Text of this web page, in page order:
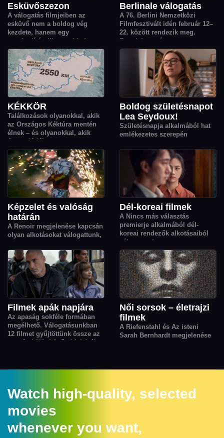
Esküvőszezon
A válogatás filmjeiben az
esküvő nem a boldog vég
kezdete, hanem egy
sorsfordító pillanat: titkok,
vágyak, családi feszültségek és
váratlan találkozások origója,
ahonnan minden szereplő
élete új irányt vesz.
Berlinale válogatás
A 76. Berlini Nemzetközi
Filmfesztivált idén február 12–
22. között rendezik meg.
Ennek kapcsán
összegyűjtöttük a fesztiválon
bemutatott filmek közül a
Cinego nézőinek kedvenceit.
KÉKKÖR
Találkozások olyanokkal, akik
az Országos Kéktúra mentén
élnek – és olyanokkal, akik
éppen járják.
Boldog születésnapot
Lea Seydoux!
Születésnapja alkalmából hat
emlékezetes szerepén
Seydoux-t, a kortárs európai
film egyik legkarakteresebb
színésznőjét.
Képzelet és valóság
határán
A Renoir megjelenése kapcsán
olyan alkotásokat válogattunk,
és belső világok segítségével
tágítják a valóság határait.
Dél-koreai filmek
A Nincs más választás
premierje alkalmából dél-
koreai rendezők alkotásaiból
válogattunk.
Filmek apák napjára
Az apaság sokféle formában
megélhető. Válogatásunkban
12 filmet gyűjtöttünk össze az
apaság különböző oldalairól,
gyereknevelés kihívásai és az
Női sorsok – életrajzi
filmek
A Riefenstahl és Az isteni
Sarah Bernhardt megjelenése
válogattunk.
Watch high-quality, selected
movies
whenever you want,